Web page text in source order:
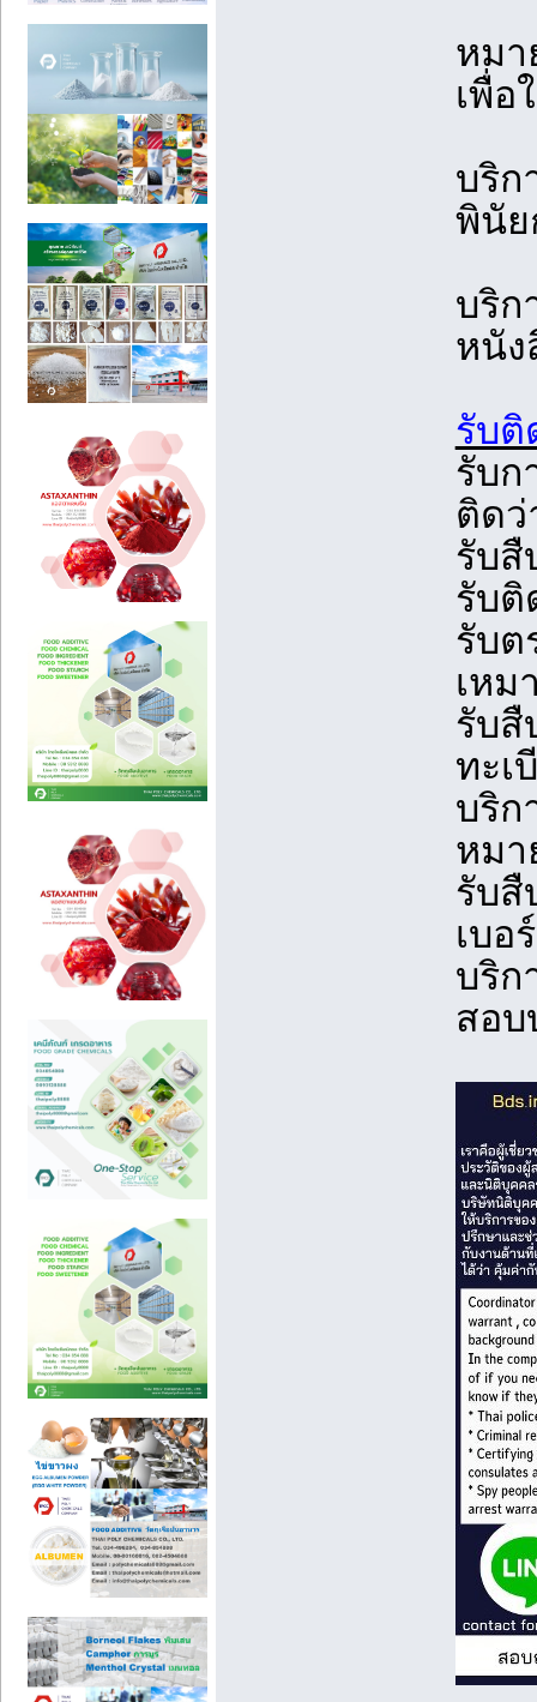
หมา
เพื่อ
บริก
พินัย
บริก
หนัง
รับติ
รับก
ติด
รับสื
รับติ
รับต
เห
รับสื
ทะเ
บริก
หมา
รับสื
เบอ
บริก
สอ